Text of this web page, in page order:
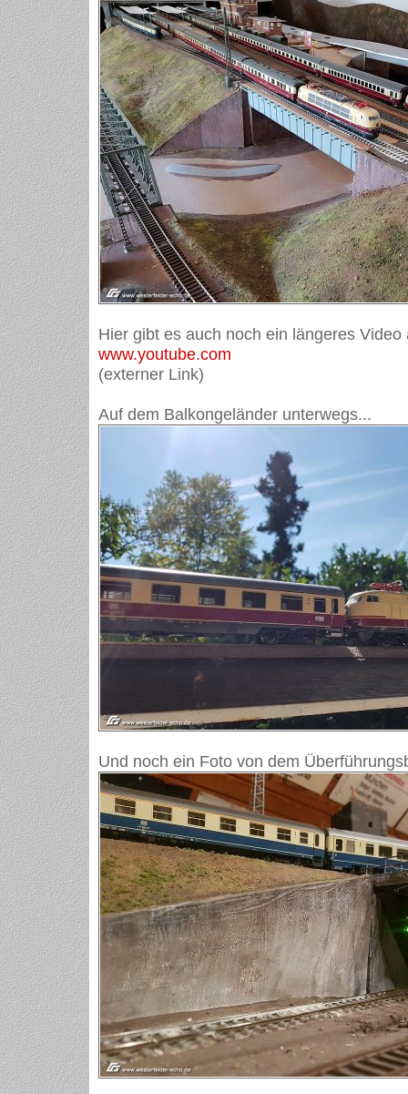
Hier gibt es auch noch ein längeres Video
www.youtube.com
(externer Link)
Auf dem Balkongeländer unterwegs...
Und noch ein Foto von dem